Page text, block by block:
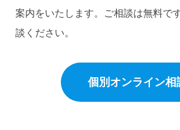
案内をいたします。ご相談は無料で
談ください。
個別オンライン相